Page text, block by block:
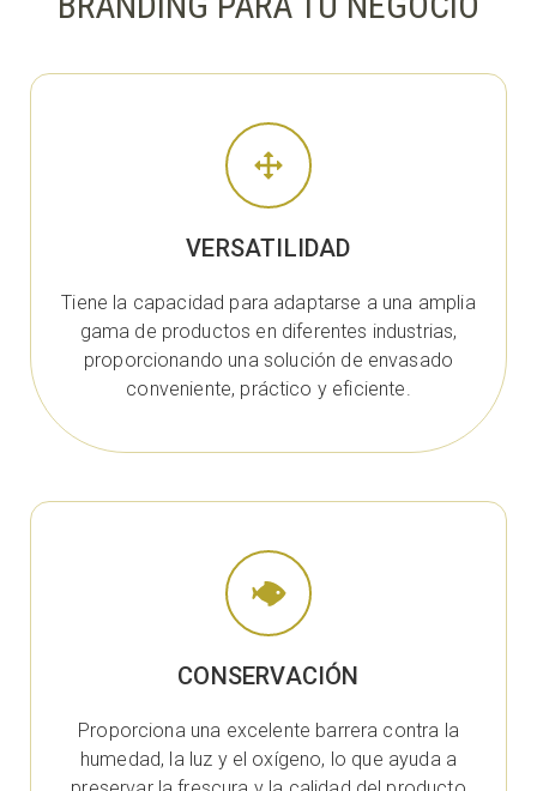
VERSATILIDAD
Tiene la capacidad para adaptarse a una amplia
gama de productos en diferentes industrias,
proporcionando una solución de envasado
conveniente, práctico y eficiente.
CONSERVACIÓN
Proporciona una excelente barrera contra la
humedad, la luz y el oxígeno, lo que ayuda a